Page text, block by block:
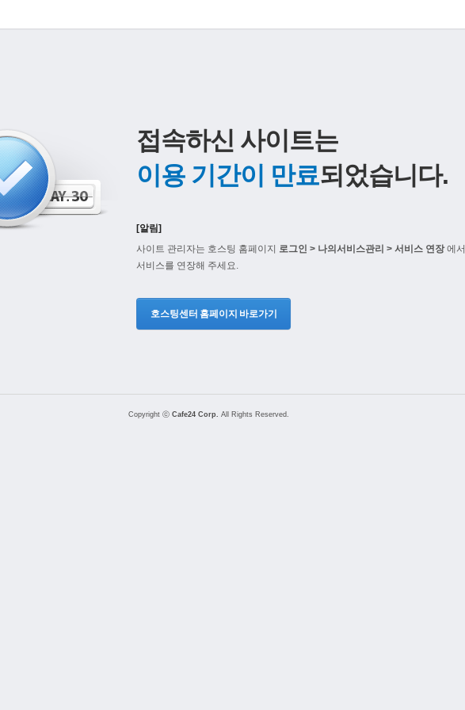
접속하신 사이트는
이용 기간이 만료되었습니다.
[알림]
사이트 관리자는 호스팅 홈페이지 로그인 > 나의서비스관리 > 서비스 연장에서
서비스를 연장해 주세요.
호스팅센터 홈페이지 바로가기
Copyright ⓒ Cafe24 Corp. All Rights Reserved.